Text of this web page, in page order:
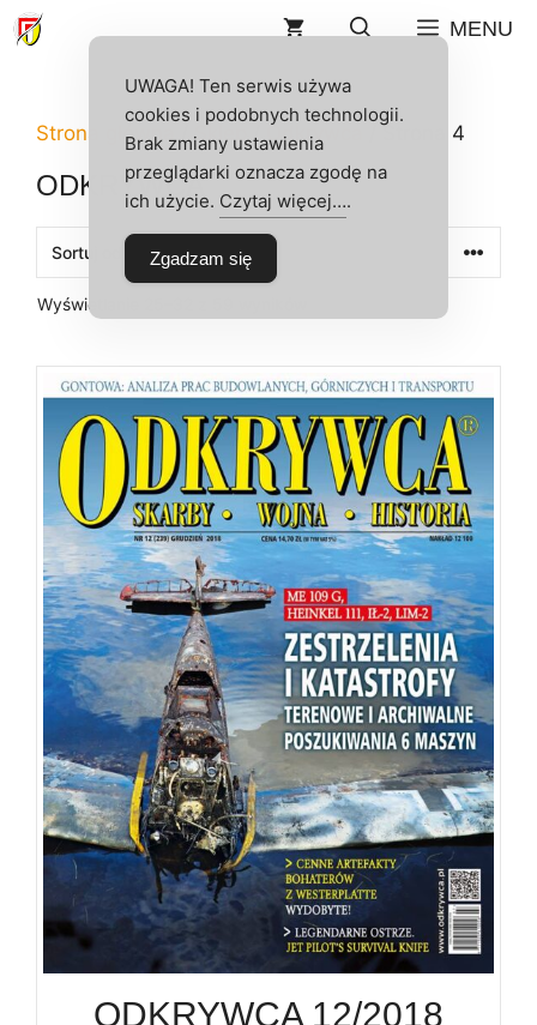
Przejdź
do
MENU
Strona główna/ Sklep / Odkrywca / Strona 4
ODKRYWCA
Wyświetlanie 25–32 z 59 wyników
ODKRYWCA 12/2018
UWAGA! Ten serwis używa
cookies i podobnych technologii.
Brak zmiany ustawienia
przeglądarki oznacza zgodę na
ich użycie. Czytaj więcej….
Zgadzam się